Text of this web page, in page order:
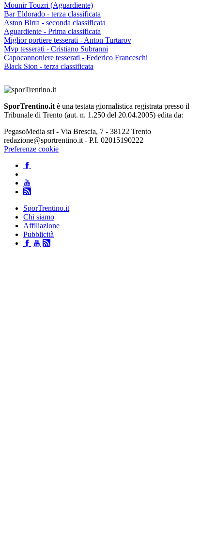
Mounir Touzri (Aguardiente)
Bar Eldorado - terza classificata
Aston Birra - seconda classificata
Aguardiente - Prima classificata
Miglior portiere tesserati - Anton Turtarov
Mvp tesserati - Cristiano Subranni
Capocannoniere tesserati - Federico Franceschi
Black Sion - terza classificata
SporTrentino.it è una testata giornalistica registrata presso il
Tribunale di Trento (aut. n. 1.250 del 20.04.2005) edita da:
PegasoMedia srl - Via Brescia, 7 - 38122 Trento
redazione@sportrentino.it - P.I. 02015190222
Preferenze cookie
SporTrentino.it
Chi siamo
Affiliazione
Pubblicità